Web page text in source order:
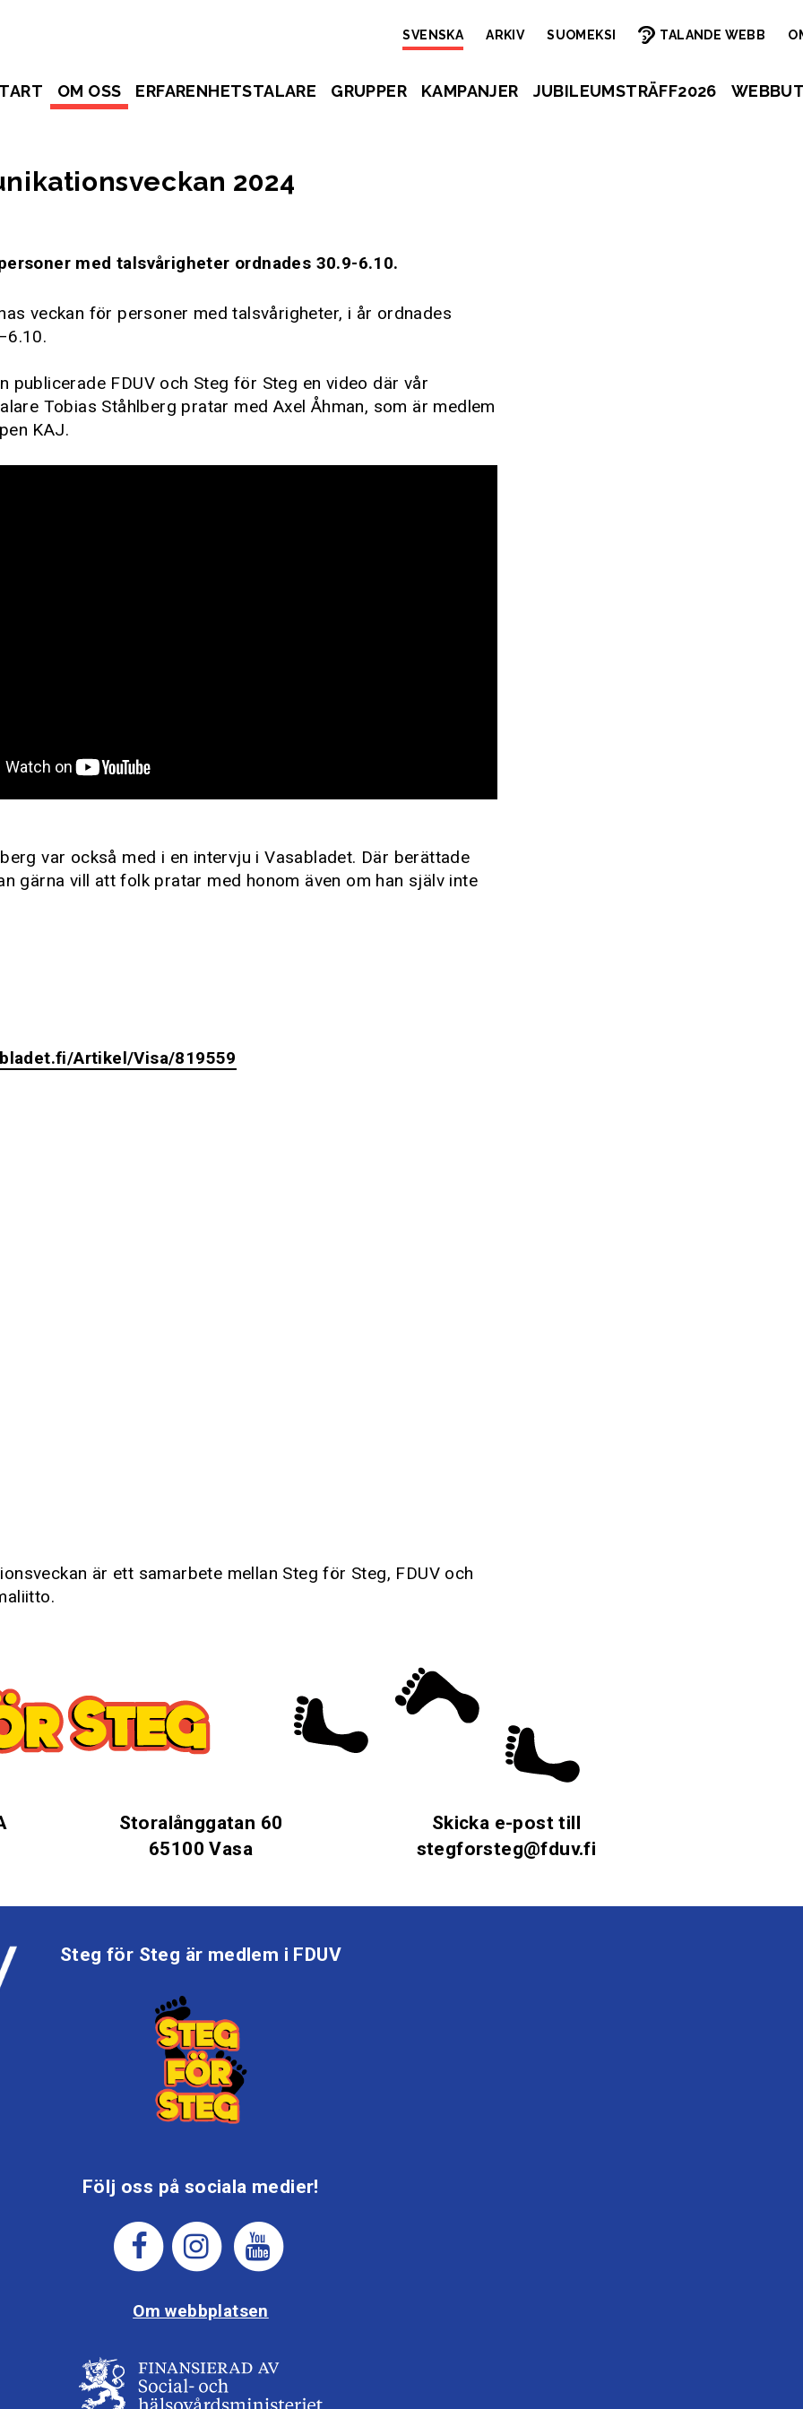
SVENSKA ARKIV SUOMEKSI TALANDE WEBB
OM OSS ERFARENHETSTALARE GRUPPER KAMPANJER JUBILEUMSTRÄFF2026
2024
med talsvårigheter ordnades 30.9-6.10.
veckan för personer med talsvårigheter, i år ordnades
publicerade FDUV och Steg för Steg en video där vår
Tobias Ståhlberg pratar med Axel Åhman, som är medlem
KAJ.
var också med i en intervju i Vasabladet. Där berättade
gärna vill att folk pratar med honom även om han själv inte
Artikel/Visa/819559
är ett samarbete mellan Steg för Steg, FDUV och
Storalånggatan 60
65100 Vasa
Skicka e-post till
stegforsteg@fduv.fi
Steg för Steg är medlem i FDUV
Följ oss på sociala medier!
Om webbplatsen